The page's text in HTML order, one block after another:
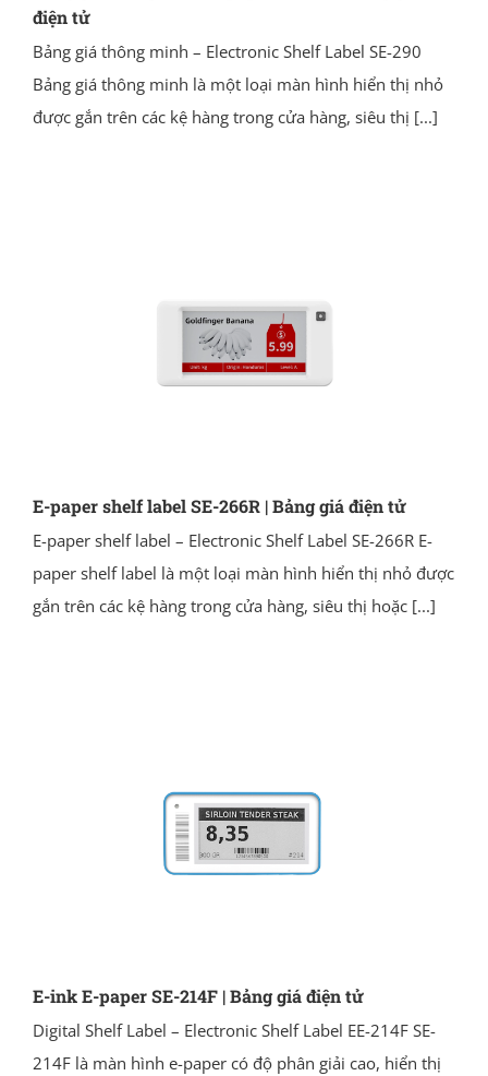
điện tử
Bảng giá thông minh – Electronic Shelf Label SE-290
Bảng giá thông minh là một loại màn hình hiển thị nhỏ
được gắn trên các kệ hàng trong cửa hàng, siêu thị [...]
E-paper shelf label SE-266R | Bảng giá điện tử
E-paper shelf label – Electronic Shelf Label SE-266R E-
paper shelf label là một loại màn hình hiển thị nhỏ được
gắn trên các kệ hàng trong cửa hàng, siêu thị hoặc[...]
E-ink E-paper SE-214F | Bảng giá điện tử
Digital Shelf Label – Electronic Shelf Label EE-214F SE-
214F là màn hình e-paper có độ phân giải cao, hiển thị